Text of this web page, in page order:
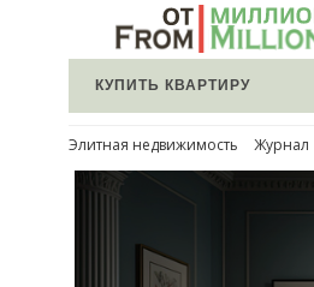
КУПИТЬ КВАРТИРУ
Элитная недвижимость Журнал